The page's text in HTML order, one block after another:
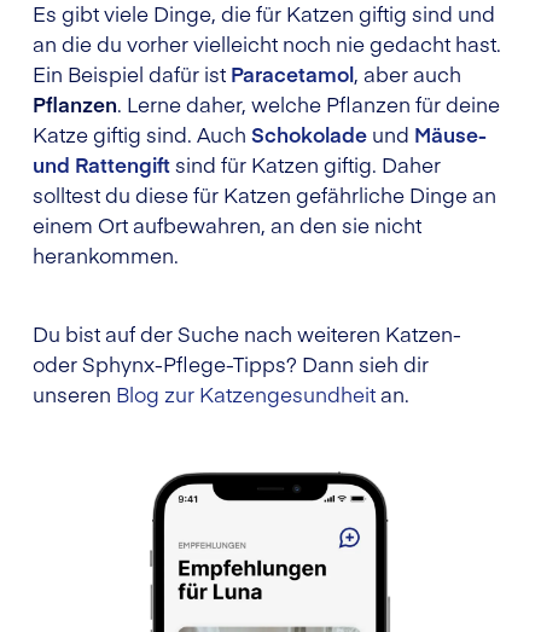
Es gibt viele Dinge, die für Katzen giftig sind und
an die du vorher vielleicht noch nie gedacht hast.
Ein Beispiel dafür ist Paracetamol, aber auch
Pflanzen. Lerne daher, welche Pflanzen für deine
Katze giftig sind. Auch Schokolade und Mäuse-
und Rattengiftsind für Katzen giftig. Daher
solltest du diese für Katzen gefährliche Dinge an
einem Ort aufbewahren, an den sie nicht
herankommen.
Du bist auf der Suche nach weiteren Katzen-
oder Sphynx-Pflege-Tipps? Dann sieh dir
unseren Blog zur Katzengesundheit an.